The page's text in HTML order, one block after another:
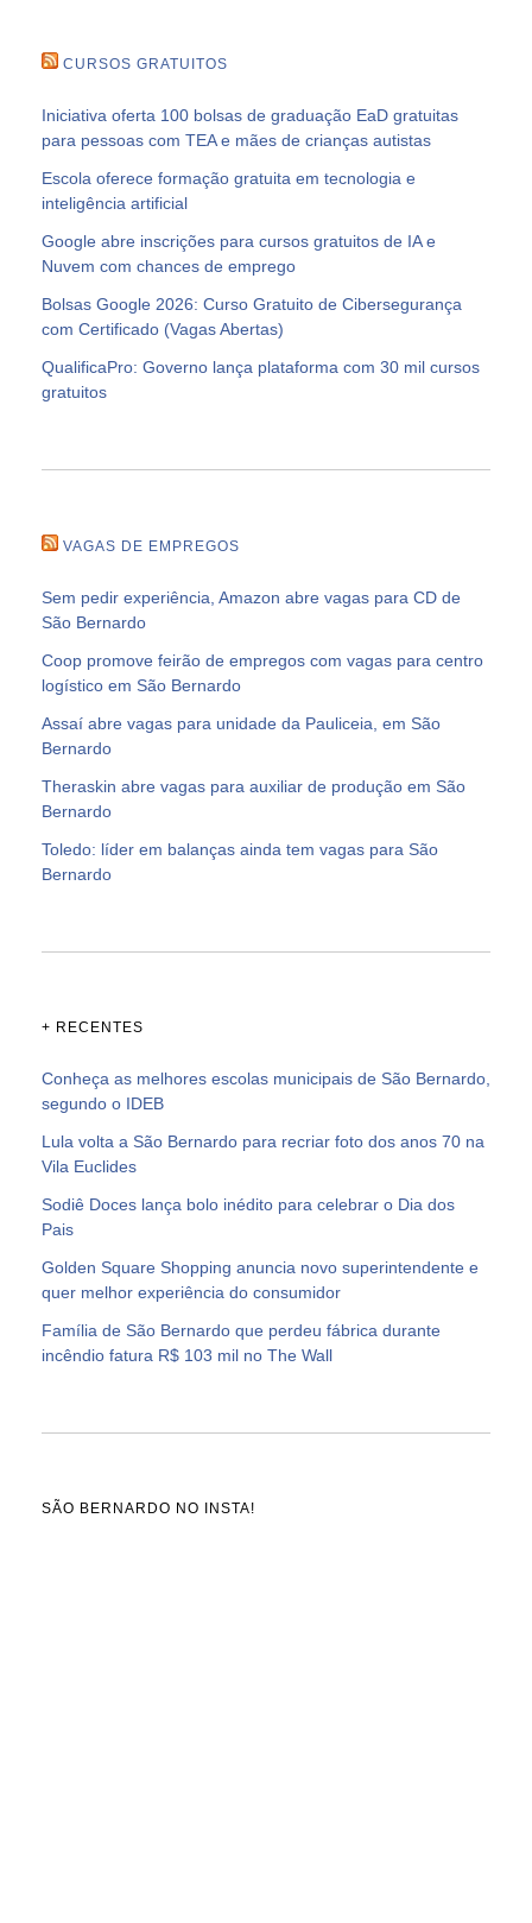
CURSOS GRATUITOS
Iniciativa oferta 100 bolsas de graduação EaD gratuitas
para pessoas com TEA e mães de crianças autistas
Escola oferece formação gratuita em tecnologia e
inteligência artificial
Google abre inscrições para cursos gratuitos de IA e
Nuvem com chances de emprego
Bolsas Google 2026: Curso Gratuito de Cibersegurança
com Certificado (Vagas Abertas)
QualificaPro: Governo lança plataforma com 30 mil cursos
gratuitos
VAGAS DE EMPREGOS
Sem pedir experiência, Amazon abre vagas para CD de
São Bernardo
Coop promove feirão de empregos com vagas para centro
logístico em São Bernardo
Assaí abre vagas para unidade da Pauliceia, em São
Bernardo
Theraskin abre vagas para auxiliar de produção em São
Bernardo
Toledo: líder em balanças ainda tem vagas para São
Bernardo
+ RECENTES
Conheça as melhores escolas municipais de São Bernardo,
segundo o IDEB
Lula volta a São Bernardo para recriar foto dos anos 70 na
Vila Euclides
Sodiê Doces lança bolo inédito para celebrar o Dia dos
Pais
Golden Square Shopping anuncia novo superintendente e
quer melhor experiência do consumidor
Família de São Bernardo que perdeu fábrica durante
incêndio fatura R$ 103 mil no The Wall
SÃO BERNARDO NO INSTA!